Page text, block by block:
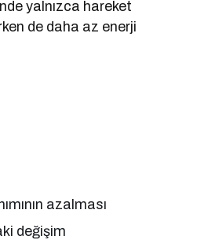
yalnızca hareket
de daha az enerji
azalması
değişim